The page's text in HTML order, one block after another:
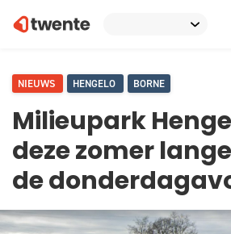
NIEUWS HENGELO BORNE
Milieupark
deze zomer
de